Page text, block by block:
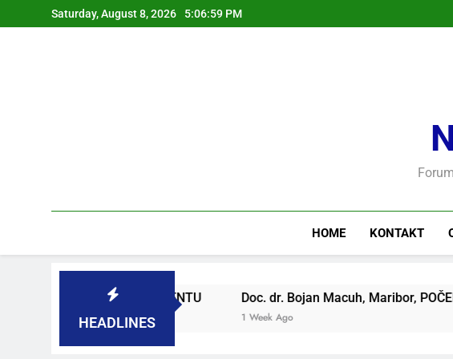
Saturday, August 8, 2026 5:07:00 PM
HOME KONTAKT
HEADLINES
PARLAMENTU Doc. dr. Bojan Macuh, Maribor, POČELO